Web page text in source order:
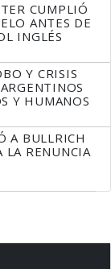
CUMPLIÓ
ANTES DE
INGLÉS
Y CRISIS
Y HUMANOS
A BULLRICH
LA RENUNCIA